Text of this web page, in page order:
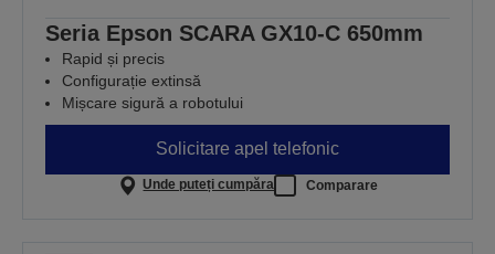
Seria Epson SCARA GX10-C 650mm
Rapid și precis
Configurație extinsă
Mișcare sigură a robotului
Solicitare apel telefonic
Unde puteți cumpăra Comparare